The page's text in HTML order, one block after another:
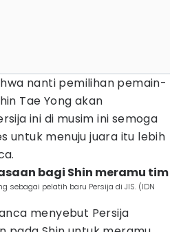
nanti pemilihan pemain-
Tae Yong akan
ini di musim ini semoga
untuk menuju juara itu lebih
bagi Shin meramu tim
sebagai pelatih baru Persija di JIS. (IDN
menyebut Persija